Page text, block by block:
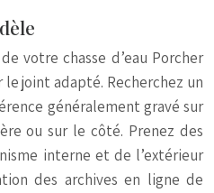
votre chasse d’eau Porcher
joint adapté. Recherchez un
généralement gravé sur
ou sur le côté. Prenez des
interne et de l’extérieur
des archives en ligne de